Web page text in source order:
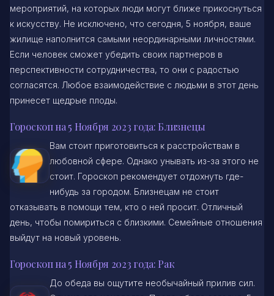
мероприятий, на которых люди могут ближе прикоснуться
к искусству. Не исключено, что сегодня, 5 ноября, ваше
жилище наполнится самыми неординарными личностями.
Если человек сможет убедить своих партнеров в
перспективности сотрудничества, то они с радостью
согласятся. Любое взаимодействие с людьми в этот день
принесет щедрые плоды.
Гороскоп на 5 Ноября 2023 года: Близнецы
Вам стоит приготовиться к расстройствам в
любовной сфере. Однако унывать из-за этого не
стоит. Гороскоп рекомендует отдохнуть где-
нибудь за городом. Близнецам не стоит
отказывать в помощи тем, кто о ней просит. Отличный
день, чтобы помириться с близкими. Семейные отношения
выйдут на новый уровень.
Гороскоп на 5 Ноября 2023 года: Рак
До обеда вы ощутите необычайный прилив сил.